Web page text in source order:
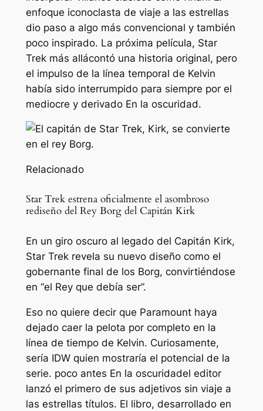
enfoque iconoclasta de viaje a las estrellas
dio paso a algo más convencional y también
poco inspirado. La próxima película, Star
Trek más allácontó una historia original, pero
el impulso de la línea temporal de Kelvin
había sido interrumpido para siempre por el
mediocre y derivado En la oscuridad.
Relacionado
Star Trek estrena oficialmente el asombroso
rediseño del Rey Borg del Capitán Kirk
En un giro oscuro al legado del Capitán Kirk,
Star Trek revela su nuevo diseño como el
gobernante final de los Borg, convirtiéndose
en “el Rey que debía ser”.
Eso no quiere decir que Paramount haya
dejado caer la pelota por completo en la
línea de tiempo de Kelvin. Curiosamente,
sería IDW quien mostraría el potencial de la
serie. poco antes En la oscuridadel editor
lanzó el primero de sus adjetivos sin viaje a
las estrellas títulos. El libro, desarrollado en